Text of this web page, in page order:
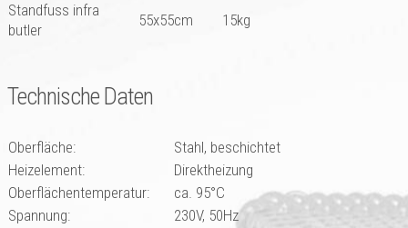
Standfuss infra
butler
55x55cm 15kg
Technische Daten
Oberfläche:
Stahl, beschichtet
Heizelement:
Direktheizung
Oberflächentemperatur:
ca. 95°C
Spannung:
230V, 50Hz